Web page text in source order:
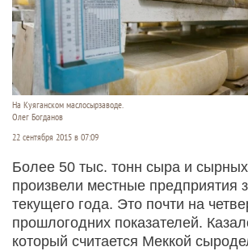
На Куяганском маслосырзаводе.
Олег Богданов
22 сентября 2015 в 07:09
Более 50 тыс. тонн сыра и
произвели местные предприятия
текущего года. Это почти на
прошлогодних показателей.
который считается Меккой